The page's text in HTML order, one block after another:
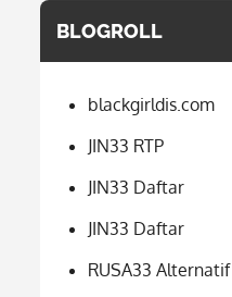
BLOGROLL
blackgirldis.com
JIN33 RTP
JIN33 Daftar
JIN33 Daftar
RUSA33 Alternatif